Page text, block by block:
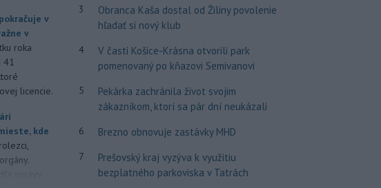
v
v
roka
41
licencie.
kde
3
Obranca Kaša dostal od Žiliny povolenie
hľadať si nový klub
4
V časti Košice-Krásna otvorili park
pomenovaný po kňazovi Semivanovi
5
Pekárka zachránila život svojim
zákazníkom, ktorí sa pár dní neukázali
6 Brezno obnovuje zastávky MHD
7
Prešovský kraj vyzýva k využitiu
bezplatného parkoviska v Tatrách